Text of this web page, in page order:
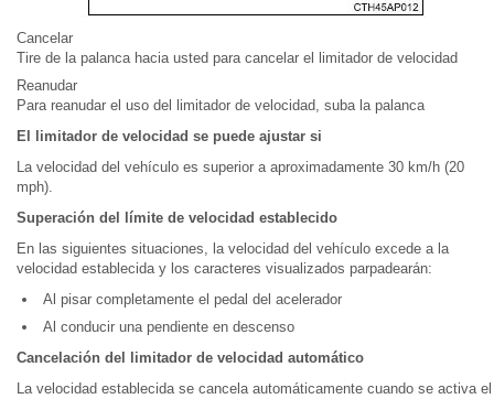
Cancelar
Tire de la palanca hacia usted para cancelar el limitador de velocidad
Reanudar
Para reanudar el uso del limitador de velocidad, suba la palanca
El limitador de velocidad se puede ajustar si
La velocidad del vehículo es superior a aproximadamente 30 km/h (20
mph).
Superación del límite de velocidad establecido
En las siguientes situaciones, la velocidad del vehículo excede a la
velocidad establecida y los caracteres visualizados parpadearán:
Al pisar completamente el pedal del acelerador
Al conducir una pendiente en descenso
Cancelación del limitador de velocidad automático
La velocidad establecida se cancela automáticamente cuando se activa el